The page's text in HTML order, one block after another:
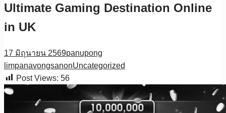
Ultimate Gaming Destination Online
in UK
17 มิถุนายน 2569panupong
limpanavongsanonUncategorized
Post Views: 56